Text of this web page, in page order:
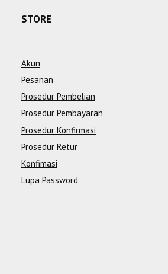
STORE
Akun
Pesanan
Prosedur Pembelian
Prosedur Pembayaran
Prosedur Konfirmasi
Prosedur Retur
Konfimasi
Lupa Password